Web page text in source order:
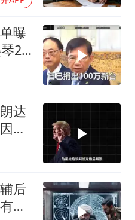
曝
20
达
为
后
多